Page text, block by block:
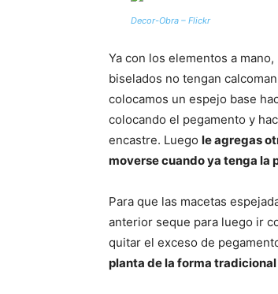
Decor-Obra – Flickr
Ya con los elementos a
biselados no tengan
colocamos un espejo base
colocando el pegamento y
encastre. Luego le agregas
moverse cuando ya tenga la
Para que las macetas
anterior seque para luego ir
quitar el exceso de
planta de la forma